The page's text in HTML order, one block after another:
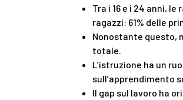
Tra i 16 e i 24 anni,
ragazzi: 61% delle
Nonostante questo,
totale.
L’istruzione ha un
sull’apprendimento
Il gap sul lavoro ha